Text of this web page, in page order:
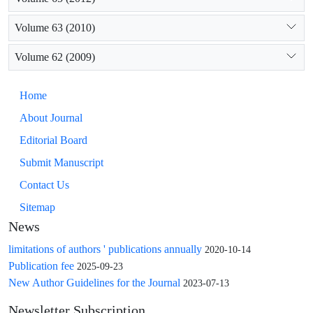
Volume 63 (2010)
Volume 62 (2009)
Home
About Journal
Editorial Board
Submit Manuscript
Contact Us
Sitemap
News
limitations of authors ' publications annually 2020-10-14
Publication fee 2025-09-23
New Author Guidelines for the Journal 2023-07-13